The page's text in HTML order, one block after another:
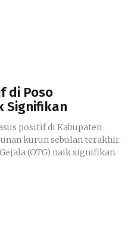
di Poso
Signifikan
positif di Kabupaten
kurun sebulan terakhir.
(OTG) naik signifikan.